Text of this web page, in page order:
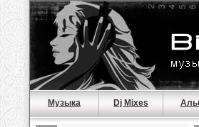
Музыка Dj Mixes